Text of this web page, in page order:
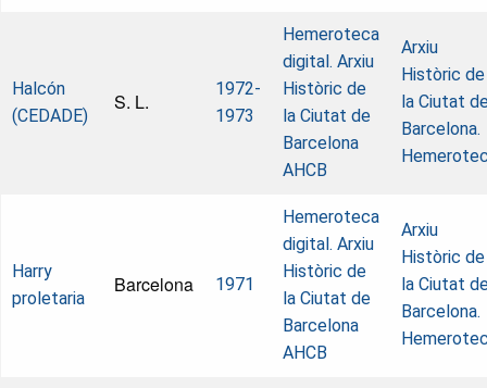
Halcón
(CEDADE)
S. L.
1972-
1973
Hemeroteca
digital. Arxiu
Històric de
la Ciutat de
Barcelona
AHCB
Arxiu
Històric de
la Ciutat
Barcelona.
Harry
proletaria
Barcelona 1971
Hemeroteca
digital. Arxiu
Històric de
la Ciutat de
Barcelona
AHCB
Arxiu
Històric de
la Ciutat
Barcelona.